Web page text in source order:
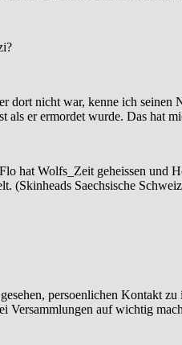
dort nicht war, kenne ich
als er ermordet wurde. Das hat
hat Wolfs_Zeit geheissen und
(Skinheads Saechsische
persoenlichen Kontakt
Versammlungen auf wichtig